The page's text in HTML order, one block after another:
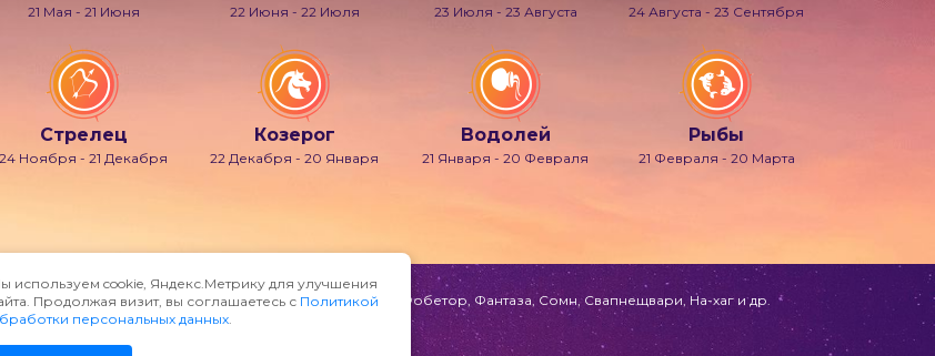
21 Мая - 21 Июня 22 Июня - 22 Июля 23 Июля - 23 Августа 24 Августа - 23 Сентября
Стрелец
24 Ноября - 21 Декабря
Козерог
22 Декабря - 20 Января
Водолей
21 Января - 20 Февраля
Рыбы
21 Февраля - 20 Марта
также известно под именами Гипнос, Морфей, Фобетор, Фантаза, Сомн, Свапнещвари, На-хаг и др.
адресу:
используем cookie, Яндекс.Метрику для улучшения
Продолжая визит, вы соглашаетесь с Политикой
персональных данных.